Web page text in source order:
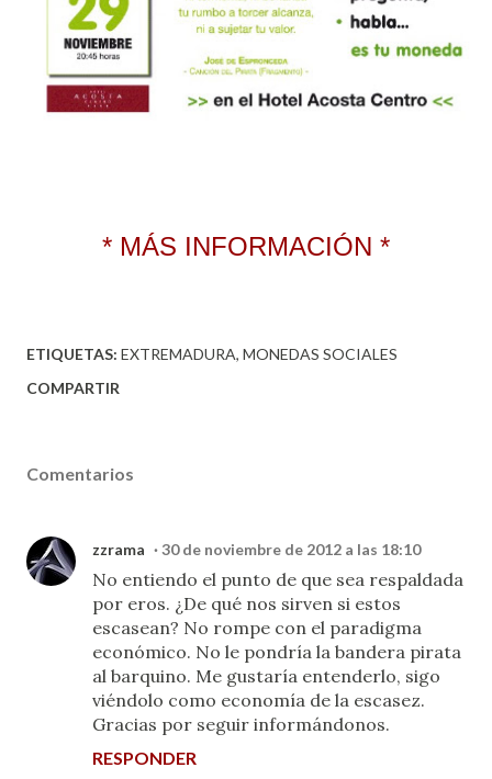
* MÁS INFORMACIÓN *
ETIQUETAS: EXTREMADURA MONEDAS SOCIALES
COMPARTIR
Comentarios
zzrama 30 de noviembre de 2012 a las 18:10
No entiendo el punto de que sea respaldada
por eros. ¿De qué nos sirven si estos
escasean? No rompe con el paradigma
económico. No le pondría la bandera pirata
al barquino. Me gustaría entenderlo, sigo
viéndolo como economía de la escasez.
Gracias por seguir informándonos.
RESPONDER